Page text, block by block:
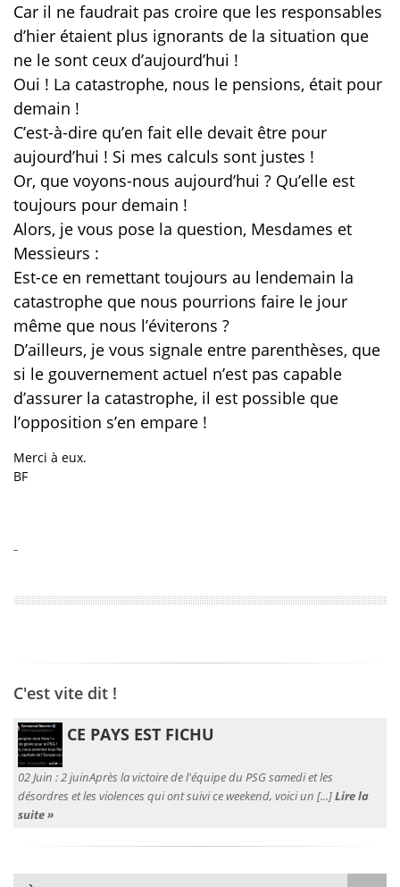
Car il ne faudrait pas croire que les responsables
d’hier étaient plus ignorants de la situation que
ne le sont ceux d’aujourd’hui !
Oui ! La catastrophe, nous le pensions, était pour
demain !
C’est-à-dire qu’en fait elle devait être pour
aujourd’hui ! Si mes calculs sont justes !
Or, que voyons-nous aujourd’hui ? Qu’elle est
toujours pour demain !
Alors, je vous pose la question, Mesdames et
Messieurs :
Est-ce en remettant toujours au lendemain la
catastrophe que nous pourrions faire le jour
même que nous l’éviterons ?
D’ailleurs, je vous signale entre parenthèses, que
si le gouvernement actuel n’est pas capable
d’assurer la catastrophe, il est possible que
l’opposition s’en empare !
Merci à eux.
BF
C'est vite dit !
CE PAYS EST FICHU
02 Juin :2 juinAprès la victoire de l'équipe du PSG samedi et les
désordres et les violences qui ont suivi ce weekend, voici un [...]Lire la
suite »